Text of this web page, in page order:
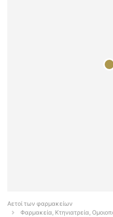
Αετοί των φαρμακείων
Φαρμακεία, Κτηνιατρεία,